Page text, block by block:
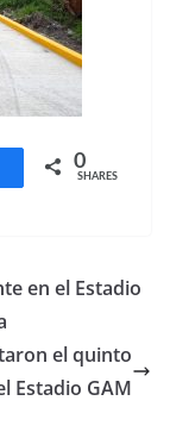
Share 0
SHARES
en el Estadio
el quinto
Estadio GAM